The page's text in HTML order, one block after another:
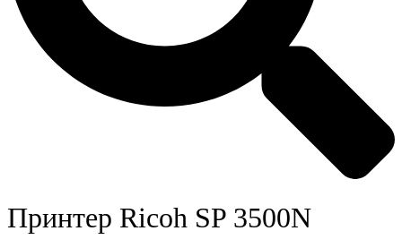
Принтер Ricoh SP 3500N